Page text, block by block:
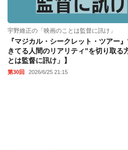
宇野維正の「映画のことは監督に訊け」
『マジカル・シークレット・ツアー
きてる人間のリアリティ”を切り取る
とは監督に訊け」】
第30回 2026/6/25 21:15